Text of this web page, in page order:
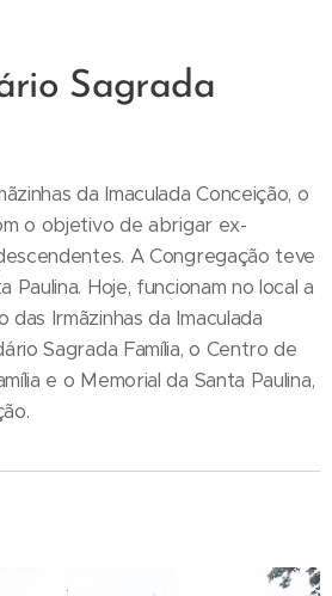
Sagrada
da Imaculada Conceição, o
o objetivo de abrigar ex-
A Congregação teve
Paulina. Hoje, funcionam no local a
Irmãzinhas da Imaculada
Sagrada Família, o Centro de
e o Memorial da Santa Paulina,